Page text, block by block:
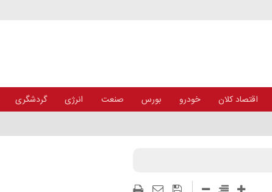
اقتصاد کلان خودرو بورس صنعت انرژی گردشگری